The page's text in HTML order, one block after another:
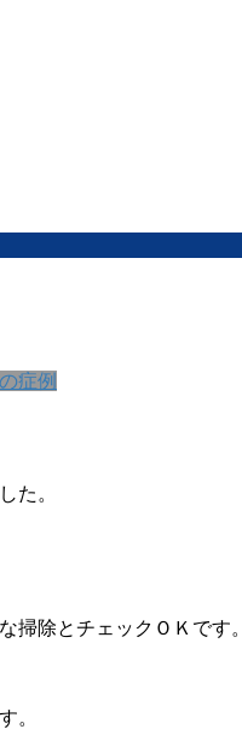
症例
た。
掃除とチェックＯＫです。
。